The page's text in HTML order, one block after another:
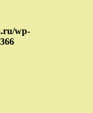
wp-
366